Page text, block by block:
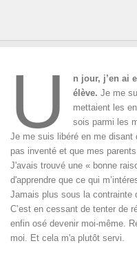
U
n jour, j’en ai
élève.Je me
mettaient les
sois parmi les
Je me suis libéré en me disant
pas inventé et que mes
J'avais trouvé une « bonne
d'apprendre que ce qui
Jamais plus sous la contrainte
C’est en cessant de tenter de
enfin osé devenir moi-même.
moi. Et cela m'a plutôt servi.